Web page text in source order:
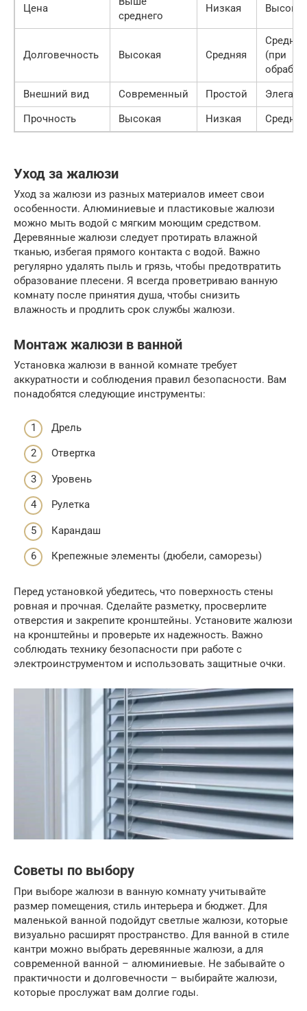
Цена
среднего
Низкая Высокая
Долговечность Высокая Средняя
Средняя
(при
Внешний вид
Современный Простой
Прочность
Высокая Низкая Средняя
Уход за жалюзи
Уход за жалюзи из разных материалов имеет свои
особенности. Алюминиевые и пластиковые жалюзи
можно мыть водой с мягким моющим средством.
Деревянные жалюзи следует протирать влажной
тканью, избегая прямого контакта с водой. Важно
регулярно удалять пыль и грязь, чтобы предотвратить
образование плесени. Я всегда проветриваю ванную
комнату после принятия душа, чтобы снизить
влажность и продлить срок службы жалюзи.
Монтаж жалюзи в ванной
Установка жалюзи в ванной комнате требует
аккуратности и соблюдения правил безопасности. Вам
понадобятся следующие инструменты:
Дрель
Отвертка
Уровень
Рулетка
Карандаш
Крепежные элементы (дюбели, саморезы)
Перед установкой убедитесь, что поверхность стены
ровная и прочная. Сделайте разметку, просверлите
отверстия и закрепите кронштейны. Установите жалюзи
на кронштейны и проверьте их надежность. Важно
соблюдать технику безопасности при работе с
электроинструментом и использовать защитные очки.
Советы по выбору
При выборе жалюзи в ванную комнату учитывайте
размер помещения, стиль интерьера и бюджет. Для
маленькой ванной подойдут светлые жалюзи, которые
визуально расширят пространство. Для ванной в стиле
кантри можно выбрать деревянные жалюзи, а для
современной ванной – алюминиевые. Не забывайте о
практичности и долговечности – выбирайте жалюзи,
которые прослужат вам долгие годы.